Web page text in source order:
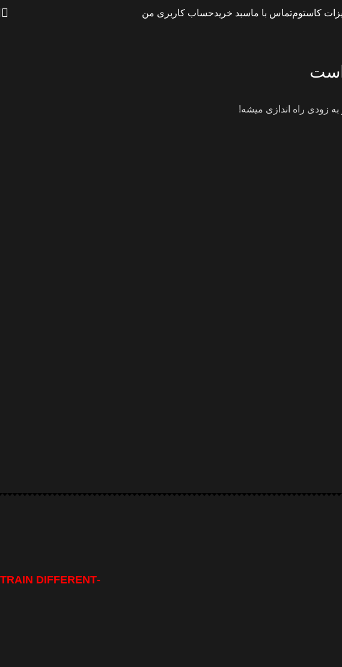
کاستومتماس با ماسبد خریدحساب کاربری من
است
زودی راه اندازی میشه!
-TRAIN DIFFERENT